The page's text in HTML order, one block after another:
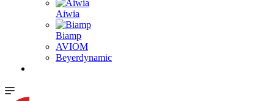
Aiwia
Biamp
AVIOM
Beyerdynamic